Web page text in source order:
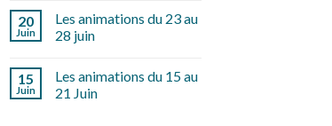
20
Juin
Les animations du 23 au
28 juin
15
Juin
Les animations du 15 au
21 Juin